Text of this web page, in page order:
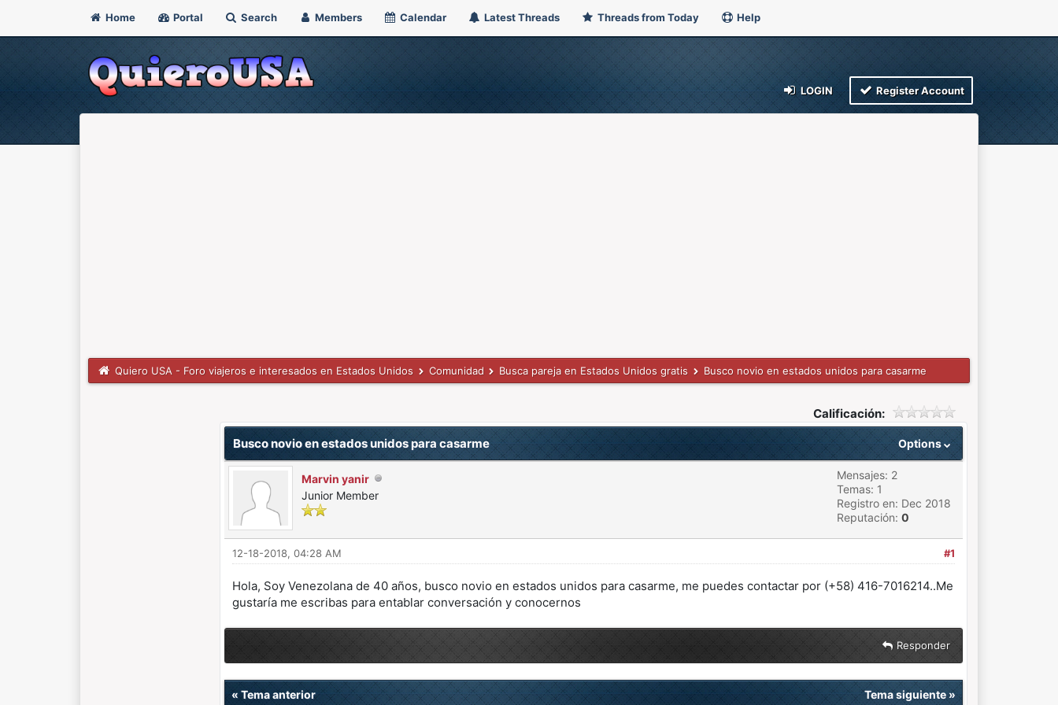
Home Portal Search Members Calendar Latest Threads Threads from Today Help
LOGIN Register Account
Quiero USA - Foro viajeros e interesados en Estados Unidos Comunidad Busca pareja en Estados Unidos gratis Busco novio en estados unidos para casarme
Calificación:
Options
Busco novio en estados unidos para casarme
Marvin yanir
Junior Member
Mensajes: 2
Temas: 1
Registro en: Dec 2018
Reputación: 0
#1
12-18-2018, 04:28 AM
Hola, Soy Venezolana de 40 años, busco novio en estados unidos para casarme, me puedes contactar por (+58) 416-7016214..Me
gustaría me escribas para entablar conversación y conocernos
Responder
« Tema anterior Tema siguiente»